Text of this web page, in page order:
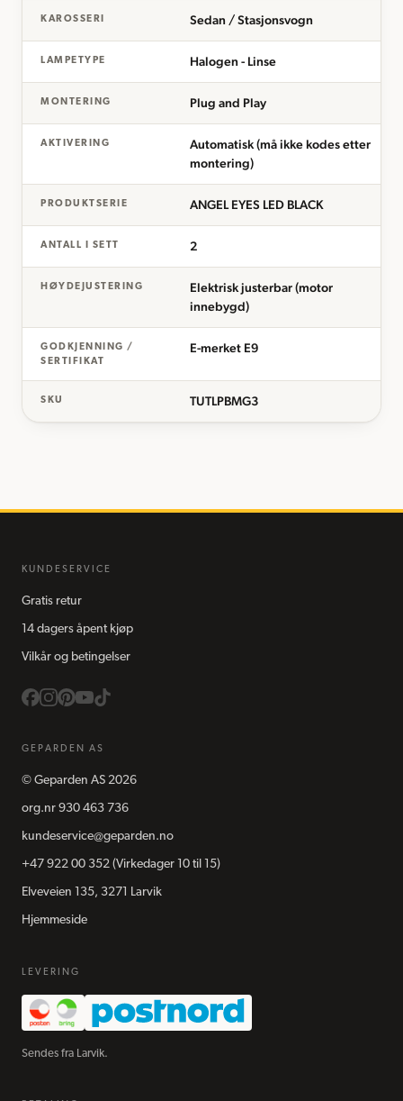
KAROSSERI Sedan / Stasjonsvogn
LAMPETYPE Halogen - Linse
MONTERING Plug and Play
AKTIVERING
Automatisk (må ikke kodes etter
montering)
PRODUKTSERIE ANGEL EYES LED BLACK
ANTALL I SETT 2
HØYDEJUSTERING
Elektrisk justerbar (motor
innebygd)
GODKJENNING /
SERTIFIKAT
E-merket E9
SKU TUTLPBMG3
KUNDESERVICE
Gratis retur
14 dagers åpent kjøp
Vilkår og betingelser
GEPARDEN AS
© Geparden AS 2026
org.nr 930 463 736
kundeservice@geparden.no
+47 922 00 352 (Virkedager 10 til 15)
Elveveien 135, 3271 Larvik
Hjemmeside
LEVERING
Sendes fra Larvik.